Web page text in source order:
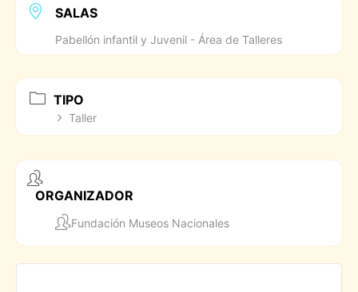
SALAS
Pabellón infantil y Juvenil - Área de Talleres
TIPO
Taller
ORGANIZADOR
Fundación Museos Nacionales